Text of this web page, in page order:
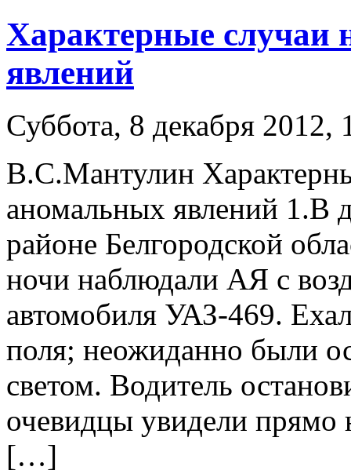
Характерные случаи
явлений
Суббота, 8 декабря 2012,
В.С.Мантулин
аномальных явлений 1.В
районе Белгородской
ночи наблюдали АЯ с
автомобиля УАЗ-469.
поля; неожиданно были
светом. Водитель
очевидцы увидели прямо
[…]